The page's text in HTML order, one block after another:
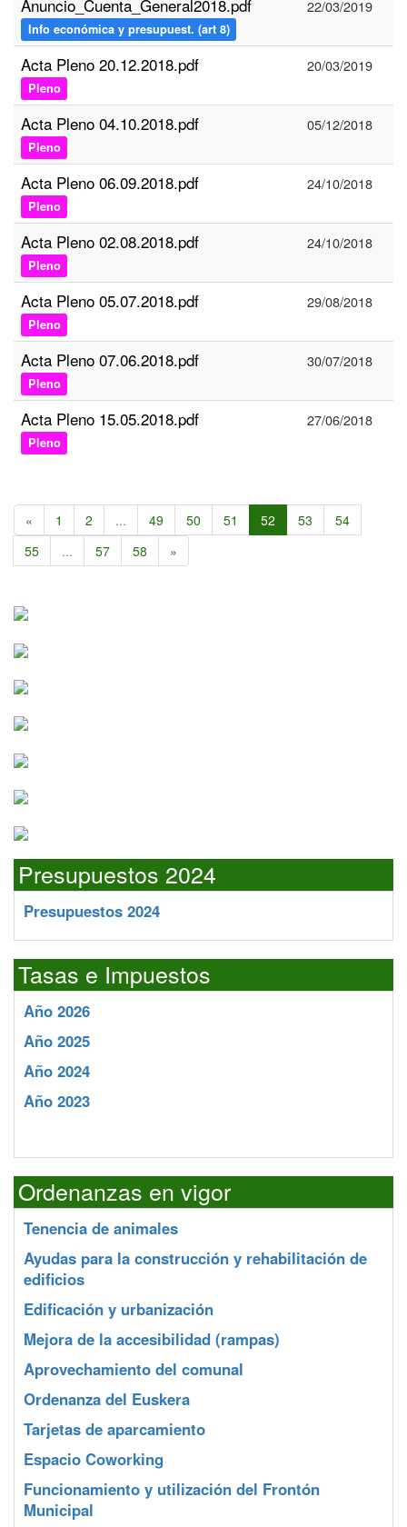
Anuncio_Cuenta_General2018.pdf
Info económica y presupuest. (art 8)
22/03/2019
Acta Pleno 20.12.2018.pdf
Pleno
20/03/2019
Acta Pleno 04.10.2018.pdf
Pleno
05/12/2018
Acta Pleno 06.09.2018.pdf
Pleno
24/10/2018
Acta Pleno 02.08.2018.pdf
Pleno
24/10/2018
Acta Pleno 05.07.2018.pdf
Pleno
29/08/2018
Acta Pleno 07.06.2018.pdf
Pleno
30/07/2018
Acta Pleno 15.05.2018.pdf
Pleno
27/06/2018
« 1 2 ... 49 50 51 52 53
54
55
... 57 58 »
Presupuestos 2024
Presupuestos 2024
Tasas e Impuestos
Año 2026
Año 2025
Año 2024
Año 2023
Ordenanzas en vigor
Tenencia de animales
Ayudas para la construcción y rehabilitación de
edificios
Edificación y urbanización
Mejora de la accesibilidad (rampas)
Aprovechamiento del comunal
Ordenanza del Euskera
Tarjetas de aparcamiento
Espacio Coworking
Funcionamiento y utilización del Frontón
Municipal